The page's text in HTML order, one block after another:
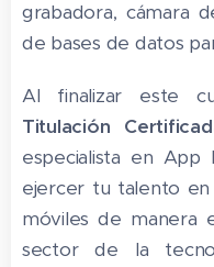
grabadora, cámara
de bases de datos
Al finalizar este
Titulación
especialista en App
ejercer tu talento en
móviles de manera
sector de la